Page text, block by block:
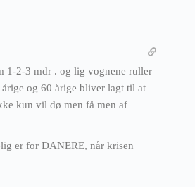
1-2-3 mdr . og lig vognene ruller
og 60 årige bliver lagt til at
kun vil dø men få men af
er for DANERE, når krisen